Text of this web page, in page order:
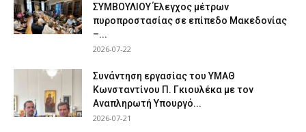
ΣΥΜΒΟΥΛΙΟΥ Έλεγχος μέτρων
πυροπροστασίας σε επίπεδο Μακεδονίας
–...
2026-07-22
Συνάντηση εργασίας του ΥΜΑΘ
Κωνσταντίνου Π. Γκιουλέκα με τον
Αναπληρωτή Υπουργό...
2026-07-21